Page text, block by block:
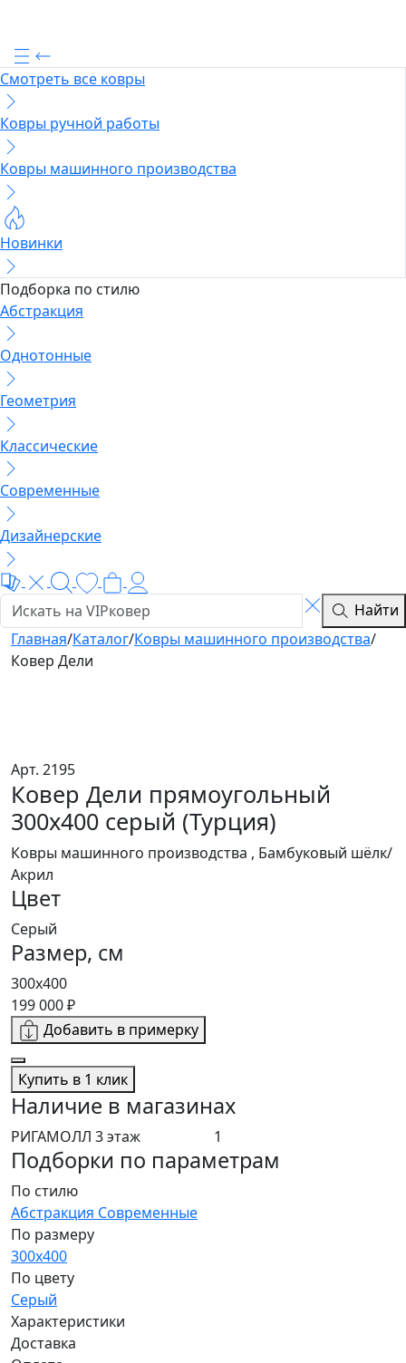
Смотреть все ковры
Ковры ручной работы
Ковры машинного производства
Новинки
Подборка по стилю
Абстракция
Однотонные
Геометрия
Классические
Современные
Дизайнерские
Найти
Главная/Каталог/Ковры машинного производства/
Ковер Дели
Арт. 2195
Ковер Дели прямоугольный
300x400 серый (Турция)
Ковры машинного производства , Бамбуковый шёлк/
Акрил
Цвет
Серый
Размер, см
300x400
199 000 ₽
Добавить в примерку
Купить в 1 клик
Наличие в магазинах
РИГАМОЛЛ 3 этаж 1
Подборки по параметрам
По стилю
Абстракция Современные
По размеру
300x400
По цвету
Серый
Характеристики
Доставка